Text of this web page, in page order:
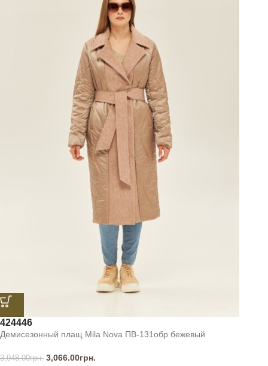
424446
Демисезонный плащ Mila Nova ПВ-131обр бежевый
3,948.00грн. 3,066.00грн.